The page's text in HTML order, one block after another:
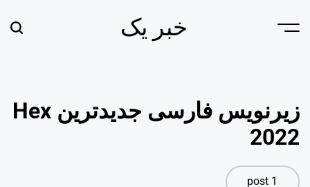
Menu خبر یک
زیرنویس فارسی جدیدترین Hex
2022
1 post